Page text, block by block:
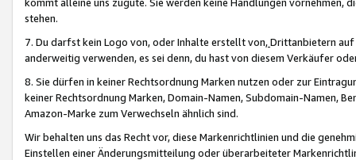
stehen.
7. Du darfst kein Logo von, oder Inhalte erstellt von,Drittanbietern auf
anderweitig verwenden, es sei denn, du hast von diesem Verkäufer
8. Sie dürfen in keiner Rechtsordnung Marken nutzen oder zur
keiner Rechtsordnung Marken, Domain-Namen, Subdomain-Namen,
Amazon-Marke zum Verwechseln ähnlich sind.
Wir behalten uns das Recht vor, diese Markenrichtlinien und die
Einstellen einer Änderungsmitteilung oder überarbeiteter